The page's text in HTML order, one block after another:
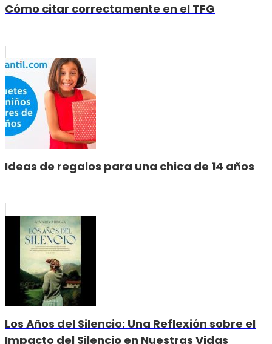
Cómo citar correctamente en el TFG
Ideas de regalos para una chica de 14 años
Los Años del Silencio: Una Reflexión sobre el
Impacto del Silencio en Nuestras Vidas